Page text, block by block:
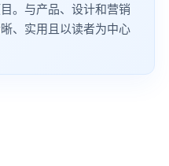
。与产品、设计和营销
、实用且以读者为中心